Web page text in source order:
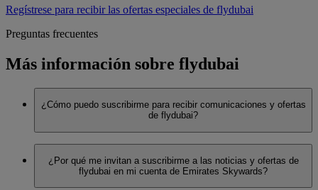
Regístrese para recibir las ofertas especiales de flydubai
Preguntas frecuentes
Más información sobre flydubai
¿Cómo puedo suscribirme para recibir comunicaciones y ofertas
de flydubai?
cuando actualice las preferencias de su cuenta de Emirates
Skywards o en el sitio web de flydubai.
¿Por qué me invitan a suscribirme a las noticias y ofertas de
flydubai en mi cuenta de Emirates Skywards?